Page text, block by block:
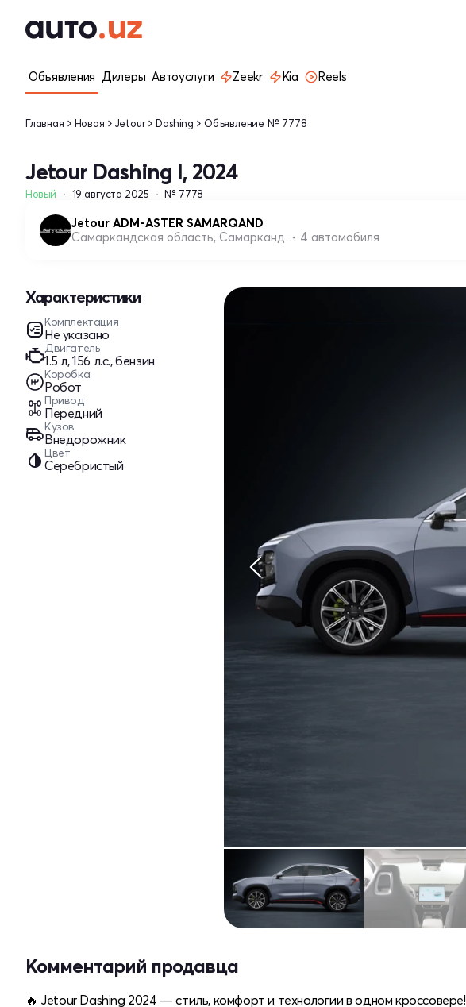
Объявления Дилеры Автоуслуги Zeekr Kia Reels
Главная Новая Jetour Dashing Объявление № 7778
Jetour Dashing I, 2024
Новый 19 августа 2025 № 7778
Jetour ADM-ASTER SAMARQAND
Самаркандская область, Самаркандский район 4 автомобиля
Характеристики
Комплектация
Не указано
Двигатель
1.5 л, 156 л.с., бензин
Коробка
Робот
Привод
Передний
Кузов
Внедорожник
Цвет
Серебристый
Комментарий продавца
🔥 Jetour Dashing 2024 — стиль, комфорт и технологии в одном кроссовере!